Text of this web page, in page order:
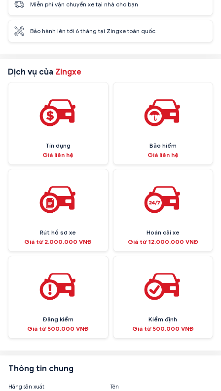
Miễn phí vận chuyển xe tại nhà cho bạn
Bảo hành lên tới 6 tháng tại Zingxe toàn quốc
Dịch vụ của Zingxe
Tín dụng
Giá liên hệ
Bảo hiểm
Giá liên hệ
Rút hồ sơ xe
Giá từ 2.000.000 VNĐ
Hoán cải xe
Giá từ 12.000.000 VNĐ
Đăng kiểm
Giá từ 500.000 VNĐ
Kiểm định
Giá từ 500.000 VNĐ
Thông tin chung
Hãng sản xuất Tên